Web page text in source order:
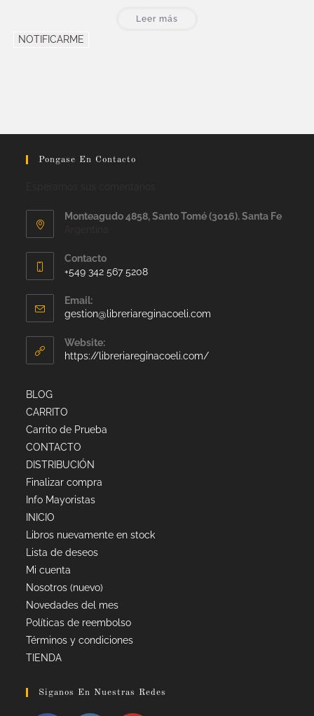
Leer más
NOTIFICARME
Pongase En Contacto
Monteagudo 4858, Santo Tomé (3016). Santa Fe
Contacto
+549 342 567 5208
Email:
gestion@libreriareginacoeli.com
Website:
https://libreriareginacoeli.com/
BLOG
CARRITO
Carrito de Prueba
CONTACTO
DISTRIBUCIÓN
Finalizar compra
Info Mayoristas
INICIO
Libros nuevamente en stock
Lista de deseos
Mi cuenta
Nosotros (nuevo)
Novedades del mes
Políticas de reembolso
Términos y condiciones
TIENDA
Siganos En Nuestras Redes